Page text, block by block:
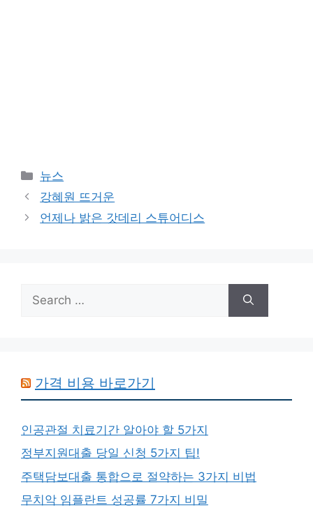
Categories
뉴스
강혜원 뜨거운
언제나 밝은 갓데리 스튜어디스
for:
가격 비용 바로가기
인공관절 치료기간 알아야 할 5가지
정부지원대출 당일 신청 5가지 팁!
주택담보대출 통합으로 절약하는 3가지 비법
무치악 임플란트 성공률 7가지 비밀